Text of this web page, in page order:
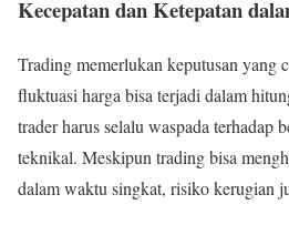
Kecepatan dan Ketepatan
Trading memerlukan keputusan yang
fluktuasi harga bisa terjadi dalam
trader harus selalu waspada terhadap
teknikal. Meskipun trading bisa
dalam waktu singkat, risiko kerugian